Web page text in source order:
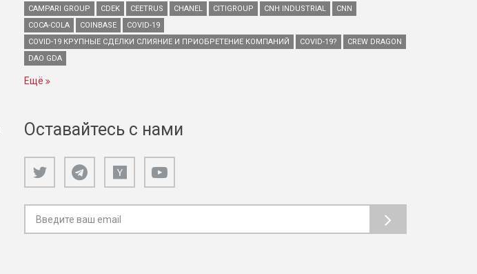
CAMPARI GROUP
CDEK CEETRUS CHANEL CITIGROUP CNH INDUSTRIAL
CNN
COCA-COLA
COINBASE
COVID-19
COVID-19 КРУПНЫЕ СДЕЛКИ СЛИЯНИЕ И ПРИОБРЕТЕНИЕ КОМПАНИЙ
COVID-19?
CREW DRAGON
DAO GDA
Ещё
Оставайтесь с нами